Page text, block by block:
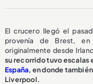
El crucero llegó el
provenía de Brest,
originalmente desde
su recorrido tuvo escalas
España, en donde
Liverpool.